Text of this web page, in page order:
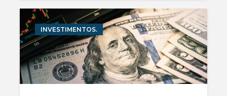
INVESTIMENTOS.